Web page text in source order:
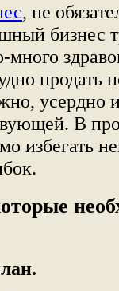
, не
бизнес
много
продать
усердно
В
избегать